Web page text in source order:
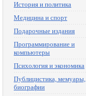
История и политика
Медицина и спорт
Подарочные издания
Программирование и
компьютеры
Психология и экономика
Публицистика, мемуары,
биографии